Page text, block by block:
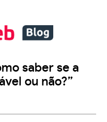
saber se a
ou não?”